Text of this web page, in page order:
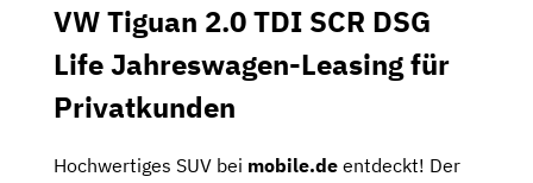
VW Tiguan 2.0 TDI SCR DSG
Life Jahreswagen-Leasing für
Privatkunden
Hochwertiges SUV bei mobile.de entdeckt! Der